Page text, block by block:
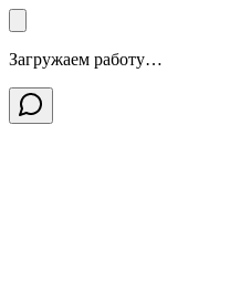
Загружаем работу…